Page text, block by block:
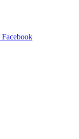
Facebook